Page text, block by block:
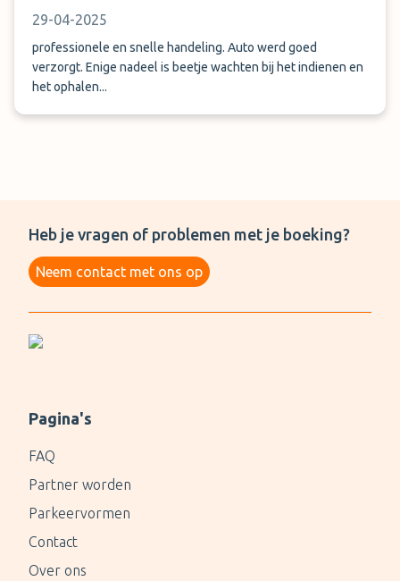
29-04-2025
professionele en snelle handeling. Auto werd goed
verzorgt. Enige nadeel is beetje wachten bij het indienen en
het ophalen...
Heb je vragen of problemen met je boeking?
Neem contact met ons op
Pagina's
FAQ
Partner worden
Parkeervormen
Contact
Over ons